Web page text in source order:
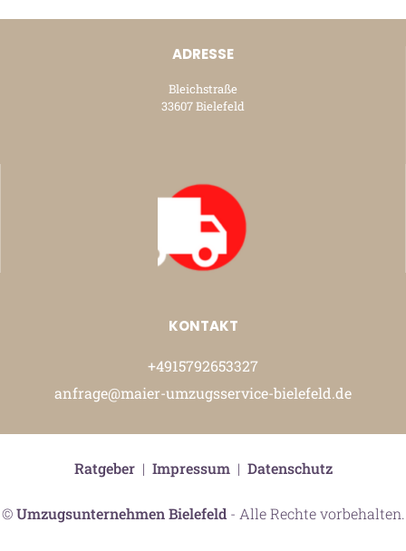
ADRESSE
Bleichstraße
33607 Bielefeld
KONTAKT
+4915792653327
anfrage@maier-umzugsservice-bielefeld.de
©Umzugsunternehmen Bielefeld- Alle Rechte vorbehalten.
Ratgeber| Impressum| Datenschutz